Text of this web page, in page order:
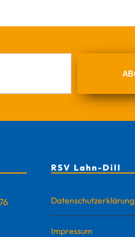
RSV Lahn-Dill
Datenschutzerklärung
Impressum